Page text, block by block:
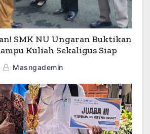
SMK NU Ungaran Buktikan
Kuliah Sekaligus Siap
Masngademin